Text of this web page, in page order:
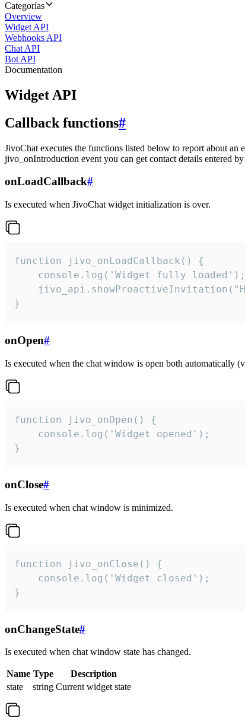
Categorías
Overview
Widget API
Webhooks API
Chat API
Bot API
Documentation
Widget API
Callback functions#
JivoChat executes the functions listed below to report about an
jivo_onIntroduction event you can get contact details entered
onLoadCallback#
Is executed when JivoChat widget initialization is over.
function jivo_onLoadCallback() {
    console.log('Widget fully loaded');
}
onOpen#
Is executed when the chat window is open both automatically
function jivo_onOpen() {
    console.log('Widget opened');
}
onClose#
Is executed when chat window is minimized.
function jivo_onClose() {
    console.log('Widget closed');
}
onChangeState#
Is executed when chat window state has changed.
Name Type
Description
state
string Current widget state